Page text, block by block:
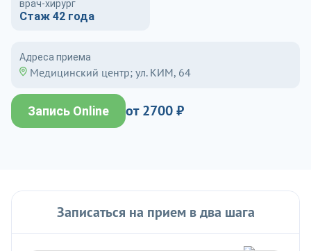
врач-хирург
Стаж 42 года
Адреса приема
Медицинский центр; ул. КИМ, 64
Запись Online от 2700 ₽
Записаться на прием в два шага